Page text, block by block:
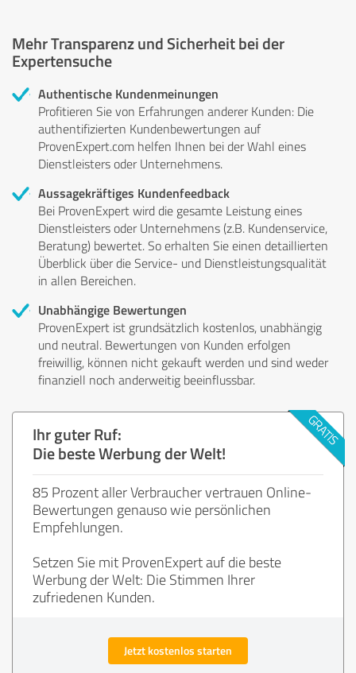
Mehr Transparenz und Sicherheit bei der
Expertensuche
Authentische Kundenmeinungen
Profitieren Sie von Erfahrungen anderer Kunden: Die
authentifizierten Kundenbewertungen auf
ProvenExpert.com helfen Ihnen bei der Wahl eines
Dienstleisters oder Unternehmens.
Aussagekräftiges Kundenfeedback
Bei ProvenExpert wird die gesamte Leistung eines
Dienstleisters oder Unternehmens (z.B. Kundenservice,
Beratung) bewertet. So erhalten Sie einen detaillierten
Überblick über die Service- und Dienstleistungsqualität
in allen Bereichen.
Unabhängige Bewertungen
ProvenExpert ist grundsätzlich kostenlos, unabhängig
und neutral. Bewertungen von Kunden erfolgen
freiwillig, können nicht gekauft werden und sind weder
finanziell noch anderweitig beeinflussbar.
Ihr guter Ruf:
Die beste Werbung der Welt!
85 Prozent aller Verbraucher vertrauen Online-
Bewertungen genauso wie persönlichen
Empfehlungen.
Setzen Sie mit ProvenExpert auf die beste
Werbung der Welt: Die Stimmen Ihrer
zufriedenen Kunden.
Jetzt kostenlos starten